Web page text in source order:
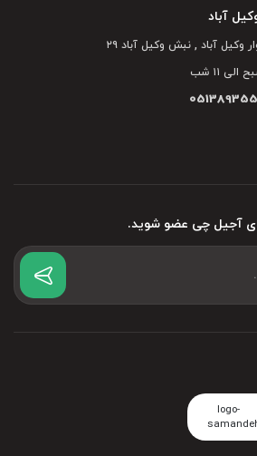
آجیل چی عضو شوید.
آباد
وکیل آباد , نبش وکیل آباد ۲۹